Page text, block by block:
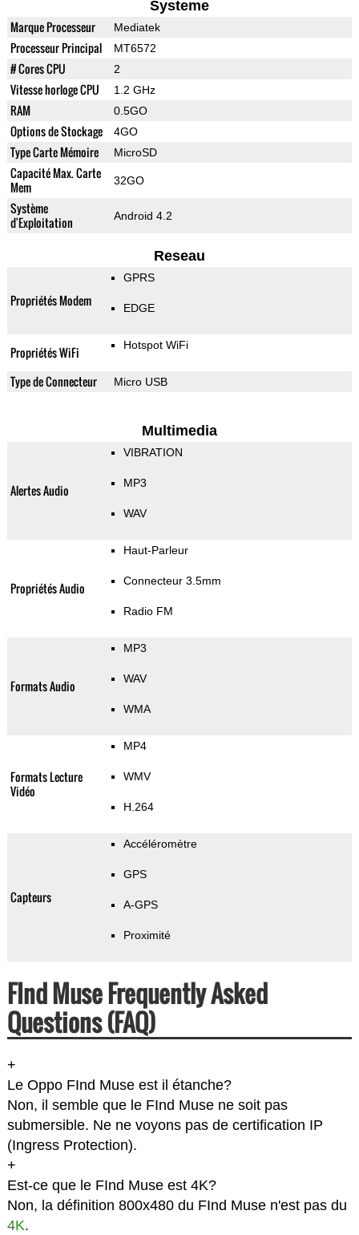
Systeme
Marque Processeur Mediatek
Processeur Principal MT6572
# Cores CPU 2
Vitesse horloge CPU 1.2 GHz
RAM 0.5GO
Options de Stockage 4GO
Type Carte Mémoire MicroSD
Capacité Max. Carte
Mem
32GO
Système
d'Exploitation
Android 4.2
Reseau
Propriétés Modem
GPRS
EDGE
Propriétés WiFi Hotspot WiFi
Type de Connecteur Micro USB
Multimedia
Alertes Audio
VIBRATION
MP3
WAV
Propriétés Audio
Haut-Parleur
Connecteur 3.5mm
Radio FM
Formats Audio
MP3
WAV
WMA
Formats Lecture
Vidéo
MP4
WMV
H.264
Capteurs
Accéléromètre
GPS
A-GPS
Proximité
FInd Muse Frequently Asked
Questions (FAQ)
+
Le Oppo FInd Muse est il étanche?
Non, il semble que le FInd Muse ne soit pas
submersible. Ne ne voyons pas de certification IP
(Ingress Protection).
+
Est-ce que le FInd Muse est 4K?
Non, la définition 800x480 du FInd Muse n'est pas du
4K.